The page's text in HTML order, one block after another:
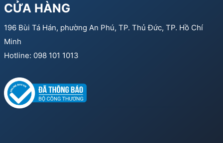
CỬA HÀNG
196 Bùi Tá Hán, phường An Phú, TP. Thủ Đức, TP. Hồ Chí
Minh
Hotline: 098 101 1013